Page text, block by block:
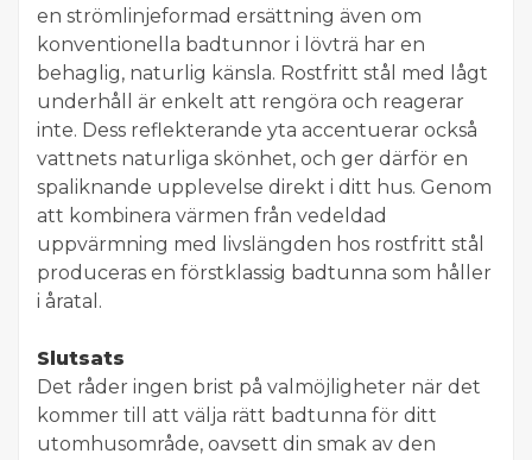
en strömlinjeformad ersättning även om
konventionella badtunnor i lövträ har en
behaglig, naturlig känsla. Rostfritt stål med lågt
underhåll är enkelt att rengöra och reagerar
inte. Dess reflekterande yta accentuerar också
vattnets naturliga skönhet, och ger därför en
spaliknande upplevelse direkt i ditt hus. Genom
att kombinera värmen från vedeldad
uppvärmning med livslängden hos rostfritt stål
produceras en förstklassig badtunna som håller
i åratal.
Slutsats
Det råder ingen brist på valmöjligheter när det
kommer till att välja rätt badtunna för ditt
utomhusområde, oavsett din smak av den